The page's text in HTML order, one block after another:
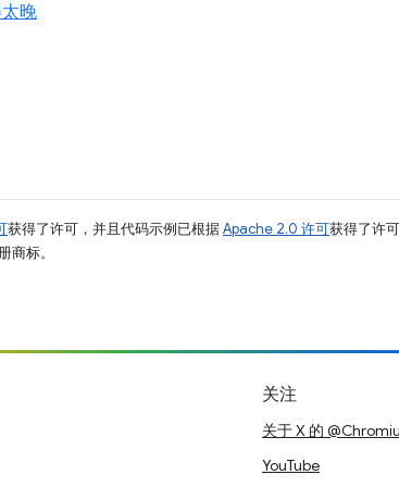
晚
获得了许可，并且代码示例已根据Apache 2.0 许可获得了许
标。
关注
关于 X 的
YouTube